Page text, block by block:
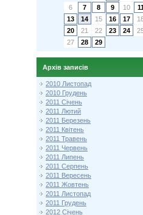
6
7 8 9 10
13
14 15 16 17
20
21 22 23 24
27
28 29
Архів записів
2010 Листопад
2010 Грудень
2011 Січень
2011 Лютий
2011 Березень
2011 Квітень
2011 Травень
2011 Червень
2011 Липень
2011 Серпень
2011 Вересень
2011 Жовтень
2011 Листопад
2011 Грудень
2012 Січень